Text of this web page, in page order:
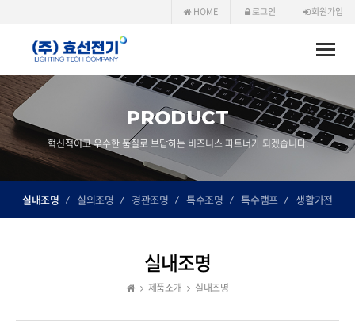
HOME 로그인 회원가입
Toggle
PRODUCT
혁신적이고 우수한 품질로 보답하는 비즈니스 파트너가 되겠습니다.
실내조명 실외조명 경관조명 특수조명 특수램프 생활가전
실내조명
제품소개 실내조명